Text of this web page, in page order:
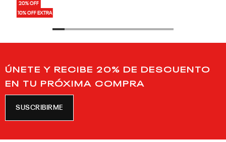
20% OFF
10% OFF EXTRA
ÚNETE Y RECIBE 20% DE DESCUENTO
EN TU PRÓXIMA COMPRA
SUSCRIBIRME